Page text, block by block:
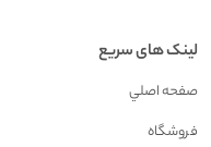
لینک های سریع
صفحه اصلي
فروشگاه